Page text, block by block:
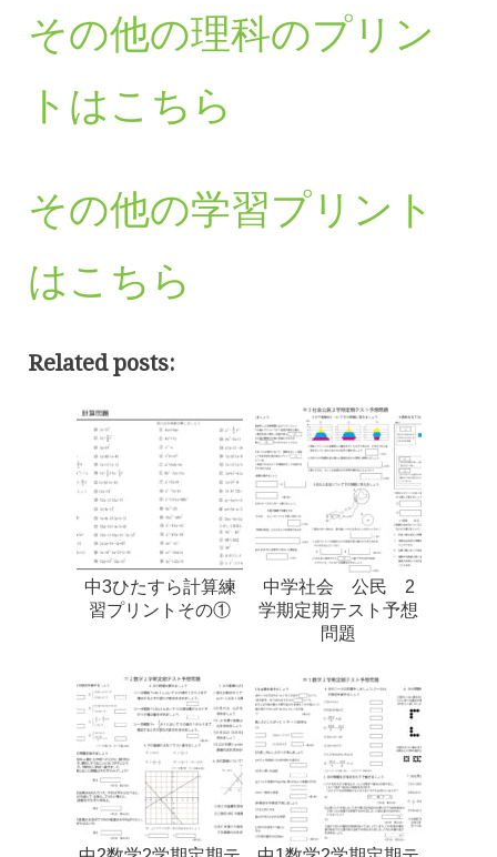
その他の理科のプリン
トはこちら
その他の学習プリント
はこちら
Related posts:
中3ひたすら計算練
習プリントその①
中学社会 公民 2
学期定期テスト予想
問題